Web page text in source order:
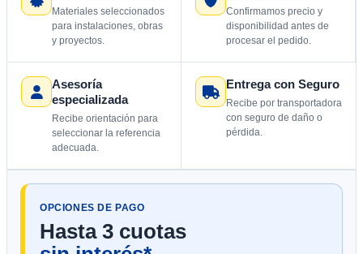
Materiales seleccionados
para instalaciones, obras
y proyectos.
Confirmamos precio y
disponibilidad antes de
procesar el pedido.
Asesoría
especializada
Recibe orientación para
seleccionar la referencia
adecuada.
Entrega con Seguro
Recibe por transportadora
con seguro de daño o
pérdida.
OPCIONES DE PAGO
Hasta 3 cuotas